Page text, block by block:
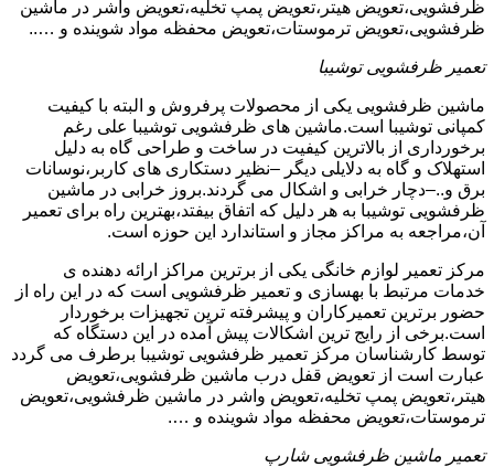
ظرفشویی،تعویض هیتر،تعویض پمپ تخلیه،تعویض واشر در ماشین
ظرفشویی،تعویض ترموستات،تعویض محفظه مواد شوینده و …..
تعمیر ظرفشویی توشیبا
ماشین ظرفشویی یکی از محصولات پرفروش و البته با کیفیت
کمپانی توشیبا است.ماشین های ظرفشویی توشیبا علی رغم
برخورداری از بالاترین کیفیت در ساخت و طراحی گاه به دلیل
استهلاک و گاه به دلایلی دیگر –نظیر دستکاری های کاربر،نوسانات
برق و..–دچار خرابی و اشکال می گردند.بروز خرابی در ماشین
ظرفشویی توشیبا به هر دلیل که اتفاق بیفتد،بهترین راه برای تعمیر
آن،مراجعه به مراکز مجاز و استاندارد این حوزه است.
مرکز تعمیر لوازم خانگی یکی از برترین مراکز ارائه دهنده ی
خدمات مرتبط با بهسازی و تعمیر ظرفشویی است که در این راه از
حضور برترین تعمیرکاران و پیشرفته ترین تجهیزات برخوردار
است.برخی از رایج ترین اشکالات پیش آمده در این دستگاه که
توسط کارشناسان مرکز تعمیر ظرفشویی توشیبا برطرف می گردد
عبارت است از تعویض قفل درب ماشین ظرفشویی،تعویض
هیتر،تعویض پمپ تخلیه،تعویض واشر در ماشین ظرفشویی،تعویض
ترموستات،تعویض محفظه مواد شوینده و ….
تعمیر ماشین ظرفشویی شارپ